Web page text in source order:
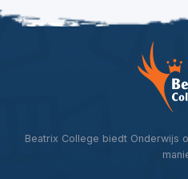
Beatrix College biedt Onderwijs